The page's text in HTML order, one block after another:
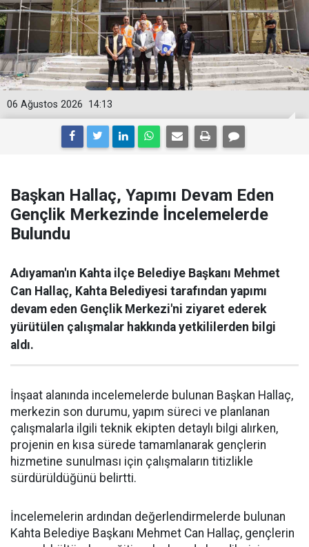
14:13
06 Ağustos 2026
Başkan Hallaç, Yapımı Devam Eden
Gençlik Merkezinde İncelemelerde
Bulundu
Adıyaman'ın Kahta ilçe Belediye Başkanı Mehmet
Can Hallaç, Kahta Belediyesi tarafından yapımı
devam eden Gençlik Merkezi'ni ziyaret ederek
yürütülen çalışmalar hakkında yetkililerden bilgi
aldı.
İnşaat alanında incelemelerde bulunan Başkan Hallaç,
merkezin son durumu, yapım süreci ve planlanan
çalışmalarla ilgili teknik ekipten detaylı bilgi alırken,
projenin en kısa sürede tamamlanarak gençlerin
hizmetine sunulması için çalışmaların titizlikle
sürdürüldüğünü belirtti.
İncelemelerin ardından değerlendirmelerde bulunan
Kahta Belediye Başkanı Mehmet Can Hallaç, gençlerin